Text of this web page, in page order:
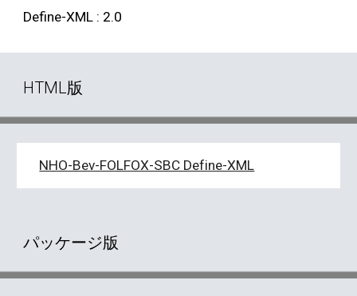
Define-XML : 2.0
HTML版
NHO-Bev-FOLFOX-SBC Define-XML
パッケージ版